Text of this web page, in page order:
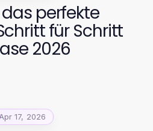
perfekte
für Schritt
2026
17, 2026